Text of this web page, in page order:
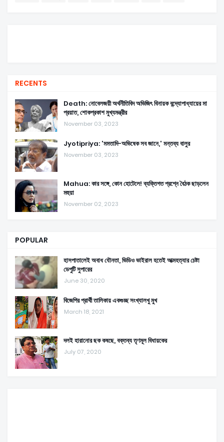
RECENTS
Death: নোবেলজয়ী অর্থনীতিবিদ অভিজিৎ বিনায়ক বন্দ্যোপাধ্যায়ের মা
প্রয়াত, শোকপ্রকাশ মুখ্যমন্ত্রীর
November 03, 2023
Jyotipriya: 'মমতাদি-অভিষেক সব জানে,' মন্তব্য বালুর
November 03, 2023
Mahua: কার সঙ্গে, কোন হোটেলে! ব্যক্তিগত প্রশ্নে বৈঠক ছাড়লেন
মহুয়া
November 02, 2023
POPULAR
হাসপাতালেই অবাধ যৌনতা, ভিডিও ভাইরাল হতেই আত্মহত্যার চেষ্টা
ডেপুটি সুপারের
June 30, 2020
বিজেপির প্রার্থী তালিকায় একগুচ্ছ সংখ্যালখু মুখ
March 18, 2021
দলই হারানোর ছক কষছে, বক্তব্য তৃণমূল বিধায়কের
July 07, 2020